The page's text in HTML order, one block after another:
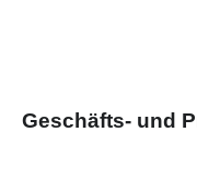
Geschäfts- und